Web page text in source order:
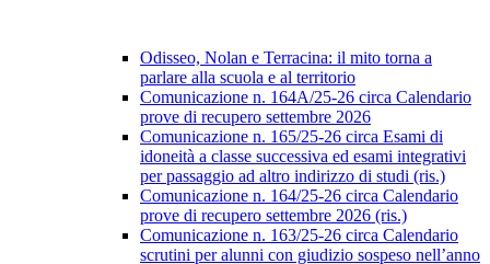
Odisseo, Nolan e Terracina: il mito torna a
parlare alla scuola e al territorio
Comunicazione n. 164A/25-26 circa Calendario
prove di recupero settembre 2026
Comunicazione n. 165/25-26 circa Esami di
idoneità a classe successiva ed esami integrativi
per passaggio ad altro indirizzo di studi (ris.)
Comunicazione n. 164/25-26 circa Calendario
prove di recupero settembre 2026 (ris.)
Comunicazione n. 163/25-26 circa Calendario
scrutini per alunni con giudizio sospeso nell’anno